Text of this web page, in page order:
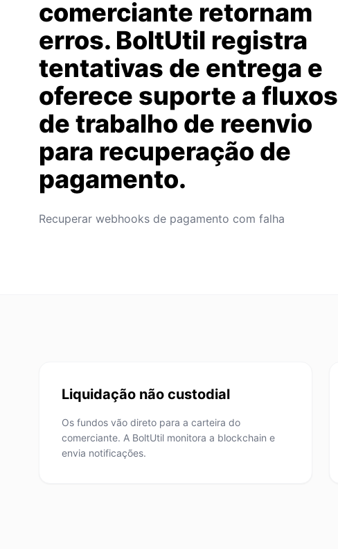
comerciante retornam
erros. BoltUtil registra
tentativas de entrega e
oferece suporte a fluxos
de trabalho de reenvio
para recuperação de
pagamento.
Recuperar webhooks de pagamento com falha
Liquidação não custodial
Os fundos vão direto para a carteira do
comerciante. A BoltUtil monitora a blockchain e
envia notificações.